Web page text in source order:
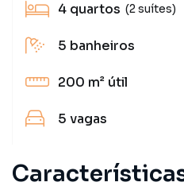
4 quartos (2 suítes)
5 banheiros
200 m² útil
5 vagas